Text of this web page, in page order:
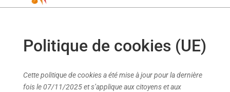
Politique de cookies (UE)
Cette politique de cookies a été mise à jour pour la dernière
fois le 07/11/2025 et s’applique aux citoyens et aux